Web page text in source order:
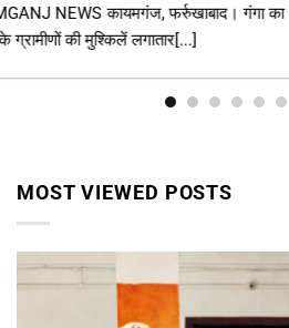
में, संक्रामक रोगों पर[...]
MOST VIEWED POSTS